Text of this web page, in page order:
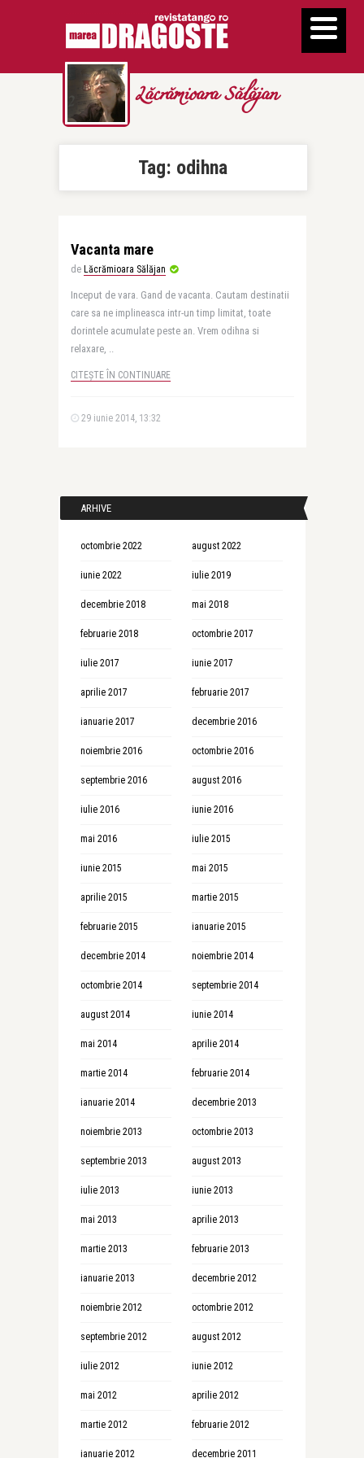
Lăcrămioara Sălăjan
Tag: odihna
Vacanta mare
de Lăcrămioara Sălăjan
Inceput de vara. Gand de vacanta. Cautam destinatii
care sa ne implineasca intr-un timp limitat, toate
dorintele acumulate peste an. Vrem odihna si
relaxare, ..
CITEȘTE ÎN CONTINUARE
29 iunie 2014, 13:32
ARHIVE
octombrie 2022 august 2022
iunie 2022 iulie 2019
decembrie 2018 mai 2018
februarie 2018 octombrie 2017
iulie 2017 iunie 2017
aprilie 2017 februarie 2017
ianuarie 2017 decembrie 2016
noiembrie 2016 octombrie 2016
septembrie 2016 august 2016
iulie 2016 iunie 2016
mai 2016 iulie 2015
iunie 2015 mai 2015
aprilie 2015 martie 2015
februarie 2015 ianuarie 2015
decembrie 2014 noiembrie 2014
octombrie 2014 septembrie 2014
august 2014 iunie 2014
mai 2014 aprilie 2014
martie 2014 februarie 2014
ianuarie 2014 decembrie 2013
noiembrie 2013 octombrie 2013
septembrie 2013 august 2013
iulie 2013 iunie 2013
mai 2013 aprilie 2013
martie 2013 februarie 2013
ianuarie 2013 decembrie 2012
noiembrie 2012 octombrie 2012
septembrie 2012 august 2012
iulie 2012 iunie 2012
mai 2012 aprilie 2012
martie 2012 februarie 2012
ianuarie 2012 decembrie 2011